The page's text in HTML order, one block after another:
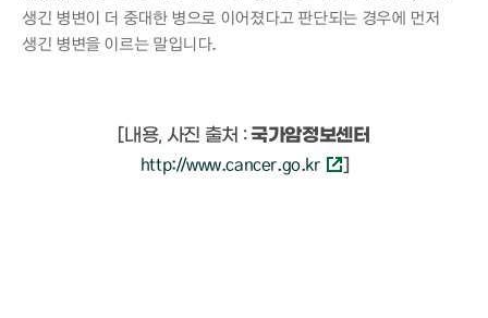
생긴 병변이 더 중대한 병으로 이어졌다고 판단되는 경우에 먼저
생긴 병변을 이르는 말입니다.
[내용, 사진 출처 :국가암정보센터
http://www.cancer.go.kr ]